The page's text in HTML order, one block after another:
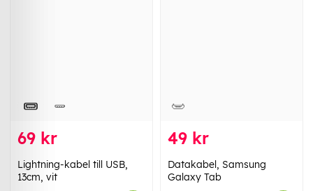
69 kr
Lightning-kabel till USB,
13cm, vit
49 kr
Datakabel, Samsung
Galaxy Tab